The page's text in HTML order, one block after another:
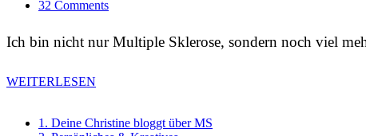
32 Comments
Ich bin nicht nur Multiple Sklerose, sondern noch viel
WEITERLESEN
1. Deine Christine bloggt über MS